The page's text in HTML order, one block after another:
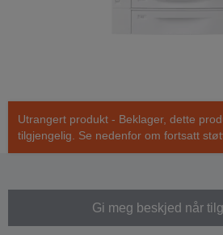
Utrangert produkt - Beklager, dette
tilgjengelig. Se nedenfor om fortsatt
Gi meg beskjed når